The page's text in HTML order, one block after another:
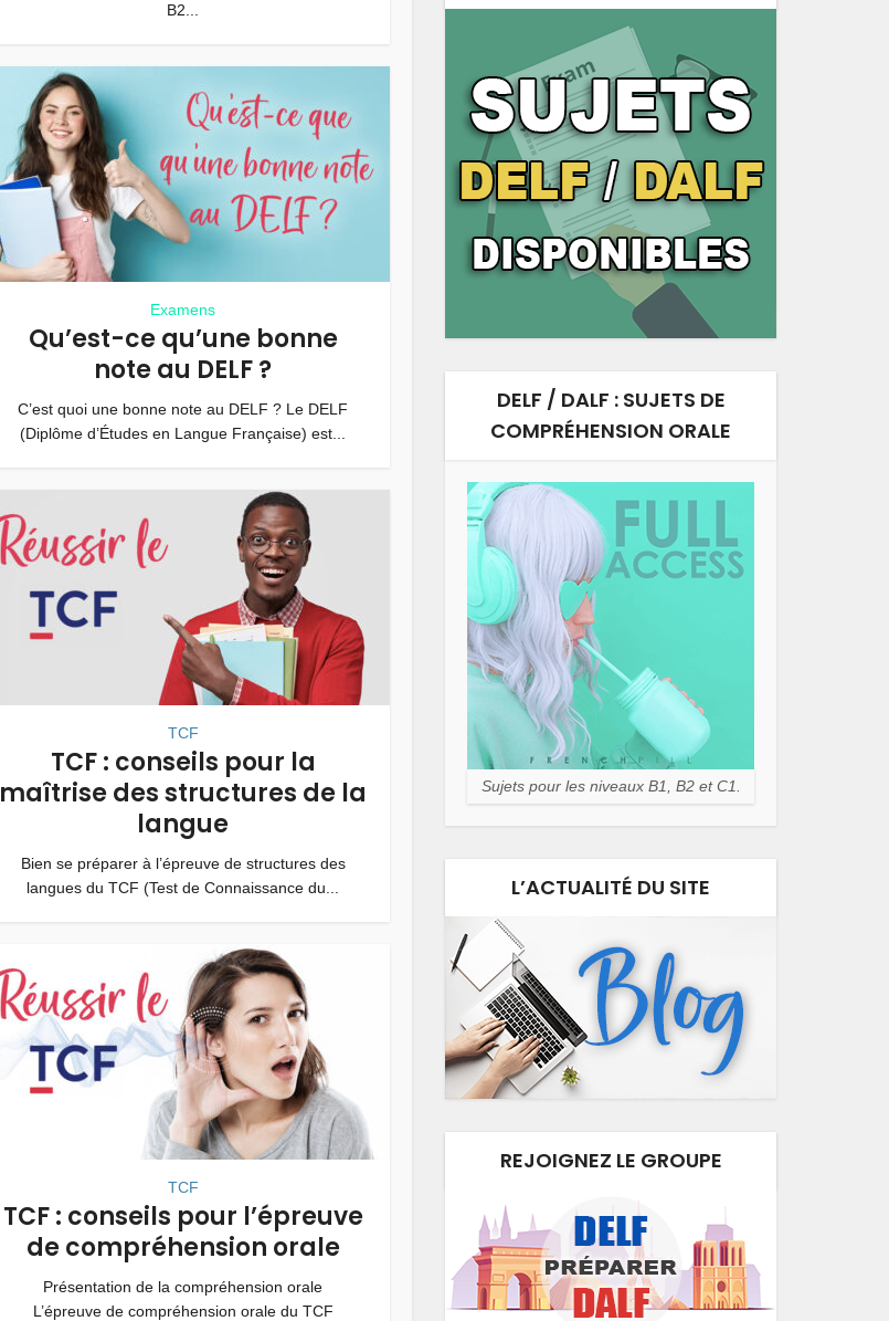
B2...
Examens
Qu’est-ce qu’une bonne
note au DELF ?
C’est quoi une bonne note au DELF ? Le DELF
(Diplôme d’Études en Langue Française) est...
TCF
TCF : conseils pour la
maîtrise des structures de la
langue
Bien se préparer à l’épreuve de structures des
langues du TCF (Test de Connaissance du...
TCF
TCF : conseils pour l’épreuve
de compréhension orale
Présentation de la compréhension orale
L’épreuve de compréhension orale du TCF
DELF / DALF : SUJETS DE
COMPRÉHENSION ORALE
Sujets pour les niveaux B1, B2 et C1.
L’ACTUALITÉ DU SITE
REJOIGNEZ LE GROUPE